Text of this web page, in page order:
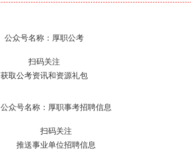
公众号名称：厚职公考
扫码关注
获取公考资讯和资源礼包
公众号名称：厚职事考招聘信息
扫码关注
推送事业单位招聘信息